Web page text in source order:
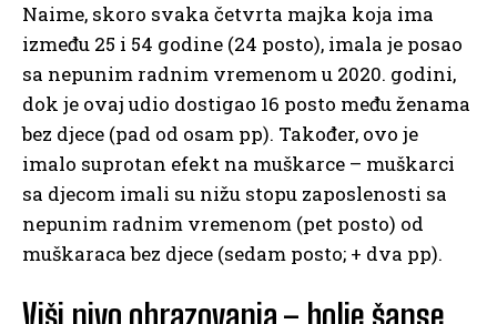
Naime, skoro svaka četvrta majka koja ima
između 25 i 54 godine (24 posto), imala je posao
sa nepunim radnim vremenom u 2020. godini,
dok je ovaj udio dostigao 16 posto među ženama
bez djece (pad od osam pp). Također, ovo je
imalo suprotan efekt na muškarce – muškarci
sa djecom imali su nižu stopu zaposlenosti sa
nepunim radnim vremenom (pet posto) od
muškaraca bez djece (sedam posto; + dva pp).
Viši nivo obrazovanja – bolje šanse